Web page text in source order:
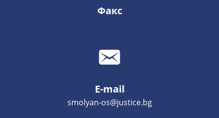
Факс
E-mail
smolyan-os@justice.bg